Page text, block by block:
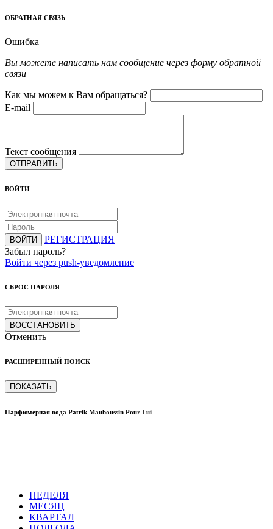
ОБРАТНАЯ СВЯЗЬ
Ошибка
Вы можете написать нам сообщение через форму обратной
связи
Как мы можем к Вам обращаться?
E-mail
Текст сообщения
ОТПРАВИТЬ
ВОЙТИ
ВОЙТИ
РЕГИСТРАЦИЯ
Забыл пароль?
Войти через push-уведомление
СБРОС ПАРОЛЯ
ВОССТАНОВИТЬ
Отменить
РАСШИРЕННЫЙ ПОИСК
ПОКАЗАТЬ
Парфюмерная вода Patrik Mauboussin Pour Lui
НЕДЕЛЯ
МЕСЯЦ
КВАРТАЛ